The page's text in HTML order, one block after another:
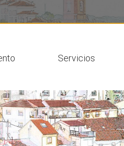
Servicios